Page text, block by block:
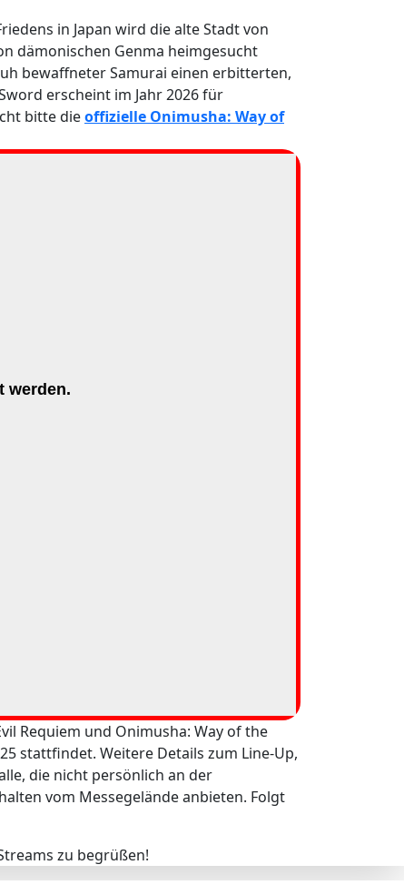
in Japan wird die alte Stadt von
dämonischen Genma heimgesucht
bewaffneter Samurai einen erbitterten,
erscheint im Jahr 2026 für
bitte dieoffizielle Onimusha: Way of
Requiem und Onimusha: Way of the
stattfindet. Weitere Details zum Line-Up,
die nicht persönlich an der
vom Messegelände anbieten. Folgt
zu begrüßen!